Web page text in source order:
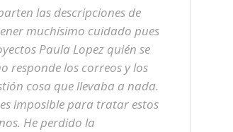
las descripciones de
muchísimo cuidado pues
Paula Lopez quién se
responde los correos y los
cosa que llevaba a nada.
imposible para tratar estos
He perdido la